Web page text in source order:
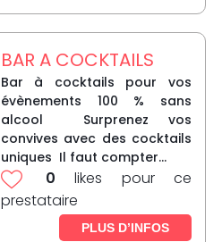
BAR A COCKTAILS
Bar à cocktails pour vos
évènements 100 % sans
alcool Surprenez vos
convives avec des cocktails
uniques Il faut compter...
0 likes pour ce
prestataire
PLUS D’INFOS